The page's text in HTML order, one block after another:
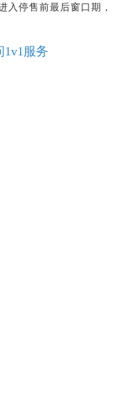
入停售前最后窗口期，
1v1服务